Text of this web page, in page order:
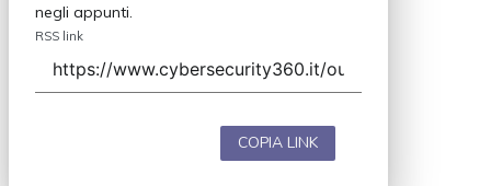
negli appunti.
RSS link
COPIA LINK